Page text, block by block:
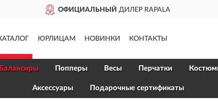
ОФИЦИАЛЬНЫЙДИЛЕР RAPALA
ЮРЛИЦАМ НОВИНКИ КОНТАКТЫ
Балансиры Попперы Весы Перчатки
Аксессуары Подарочные сертификаты